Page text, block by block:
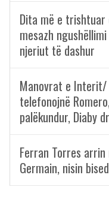
Dita më e trishtuar
mesazh
njeriut të dashur
Manovrat e
telefonojnë
palëkundur, Diaby
Ferran Torres
Germain, nisin